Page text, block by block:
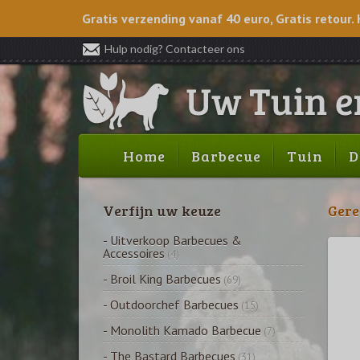
Gratis verzending vanaf 40 euro, Gratis retour.
Hulp nodig? Contacteer ons
Home Barbecue Tuin
Verfijn uw keuze
- Uitverkoop Barbecues &
Accessoires (4)
- Broil King Barbecues (69)
- Outdoorchef Barbecues (15)
- Monolith Kamado Barbecue (7)
- The Bastard Barbecues (31)